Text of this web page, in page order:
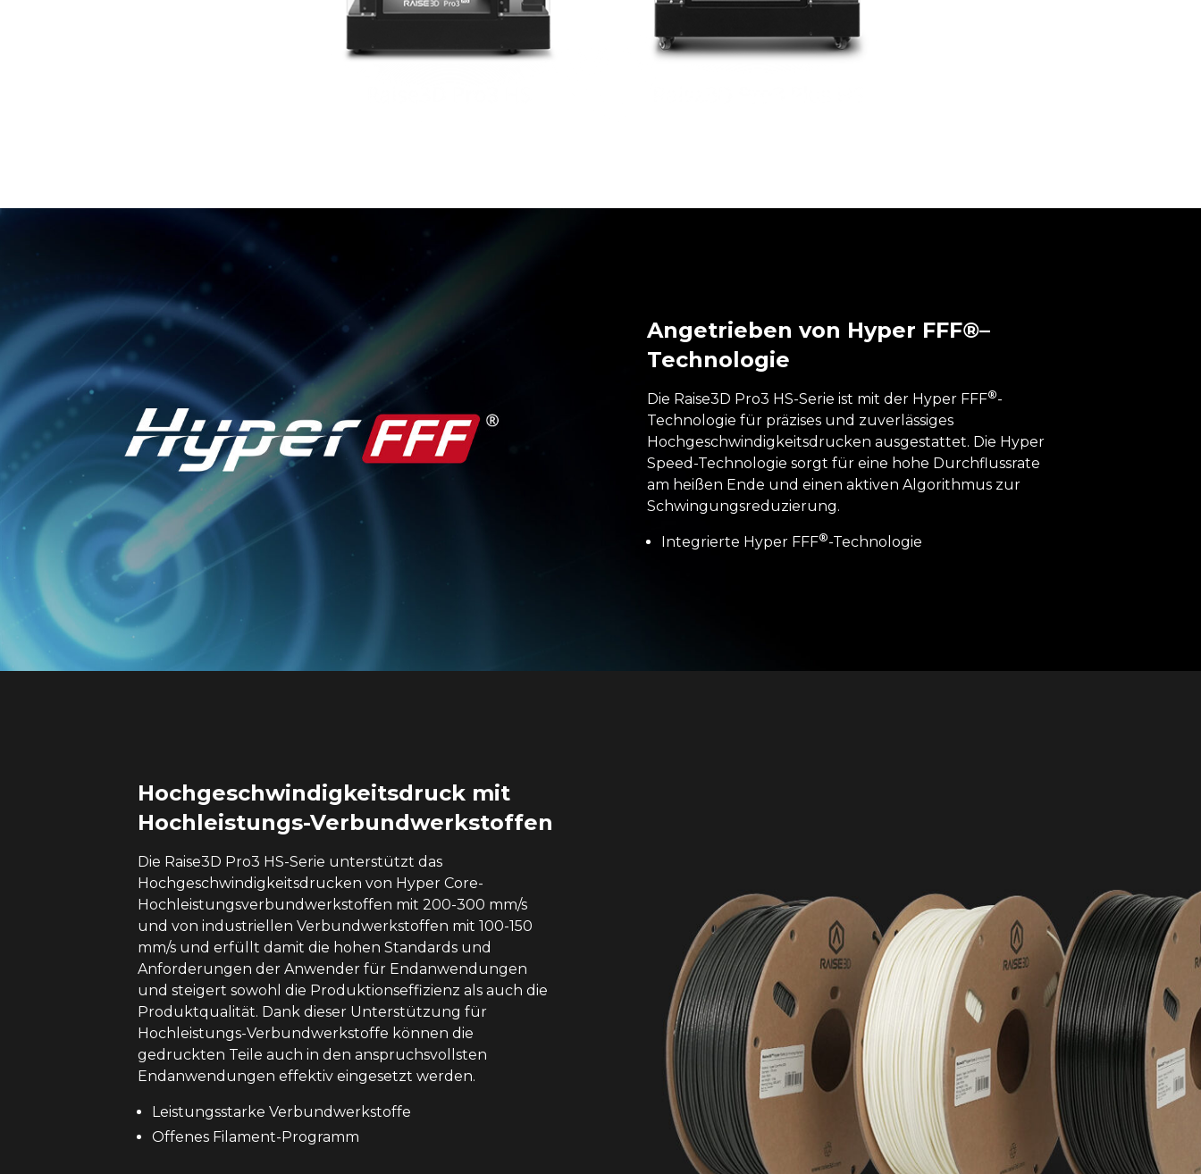
Angetrieben von Hyper FFF®–
Technologie
Die Raise3D Pro3 HS-Serie ist mit der Hyper FFF®-
Technologie für präzises und zuverlässiges
Hochgeschwindigkeitsdrucken ausgestattet. Die Hyper
Speed-Technologie sorgt für eine hohe Durchflussrate
am heißen Ende und einen aktiven Algorithmus zur
Schwingungsreduzierung.
Integrierte Hyper FFF®-Technologie
Hochgeschwindigkeitsdruck mit
Hochleistungs-Verbundwerkstoffen
Die Raise3D Pro3 HS-Serie unterstützt das
Hochgeschwindigkeitsdrucken von Hyper Core-
Hochleistungsverbundwerkstoffen mit 200-300 mm/s
und von industriellen Verbundwerkstoffen mit 100-150
mm/s und erfüllt damit die hohen Standards und
Anforderungen der Anwender für Endanwendungen
und steigert sowohl die Produktionseffizienz als auch die
Produktqualität. Dank dieser Unterstützung für
Hochleistungs-Verbundwerkstoffe können die
gedruckten Teile auch in den anspruchsvollsten
Endanwendungen effektiv eingesetzt werden.
Leistungsstarke Verbundwerkstoffe
Offenes Filament-Programm